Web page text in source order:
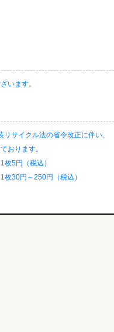
います。
サイクル法の省令改正に伴い、
おります。
5円（税込）
円～250円（税込）